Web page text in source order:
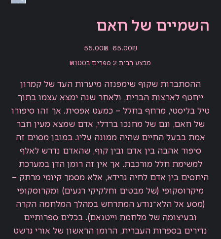
השמיים של חאם
מחיר
מקורי
‏65.00 ‏₪
מחיר
מבצע
‏55.00 ‏₪
מבצע הבית 2 ספרים ב₪100
ההסתברות שקוף שימפנזה מיערות העד של קמרון
ייחטף לארצות הברית, ולאחר שנה ימצא עצמו בתוך
טיל בליסטי, מרחף בחלל – כמעט אפסית. אך זהו סיפורו
של חאם, וגם של מחנכו ברדלי, אדם שמצא מעין חבר
אמת בבעל החיים שהיה ממונה עליו. במובן מסוים זה
סיפור אהבה בין אדם ובין קוף, שהאדם נדרש לאלף
למשימת חלל מורכבת. אך אין זה רומן הדן במערכת
היחסים בין אדם לחיה גרידא, אלא מסמך קיומי מרתק –
מיקרוסקופי (של מבטים וחלקיקי רגעים) ומקרוסקופי
(מסע אל הלא־נודע המתרחש במהלך המלחמה הקרה
ובעיצומה של מלחמת וייטנאם). בכלים ספרותיים
נדירים בספרות העברית, הרומן הראשון של אורי גרשט